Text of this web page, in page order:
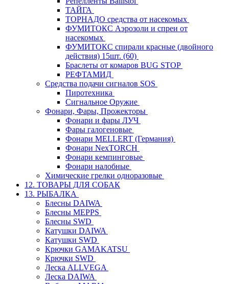
ТАЙГА
ТОРНАДО средства от насекомых
ФУМИТОКС Аэрозоли и спреи от
насекомых
ФУМИТОКС спирали красные (двойного
действия) 15шт. (60)
Браслеты от комаров BUG STOP
РЕФТАМИД
Средства подачи сигналов SOS
Пиротехника
Сигнальное Оружие
Фонари, Фары, Прожекторы
Фонари и фары ЛУЧ
Фары галогеновые
Фонари MELLERT (Германия)
Фонари NexTORCH
Фонари кемпинговые
Фонари налобные
Химические грелки одноразовые
12. ТОВАРЫ ДЛЯ СОБАК
13. РЫБАЛКА
Блесны DAIWA
Блесны MEPPS
Блесны SWD
Катушки DAIWA
Катушки SWD
Крючки GAMAKATSU
Крючки SWD
Леска ALLVEGA
Леска DAIWA